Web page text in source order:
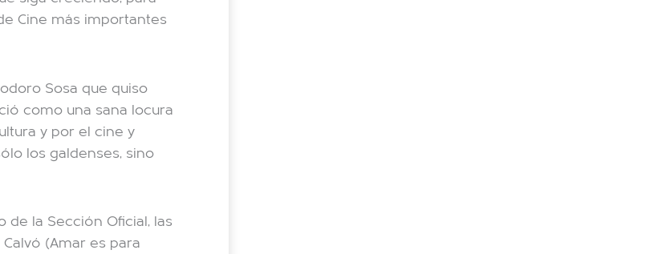
Cine más importantes
Sosa que quiso
como una sana locura
y por el cine y
los galdenses, sino
de la Sección Oficial, las
(Amar es para